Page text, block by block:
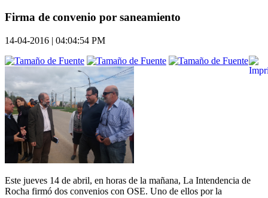
Firma de convenio por saneamiento
14-04-2016 | 04:04:54 PM
Este jueves 14 de abril, en horas de la mañana, La Intendencia de
Rocha firmó dos convenios con OSE. Uno de ellos por la